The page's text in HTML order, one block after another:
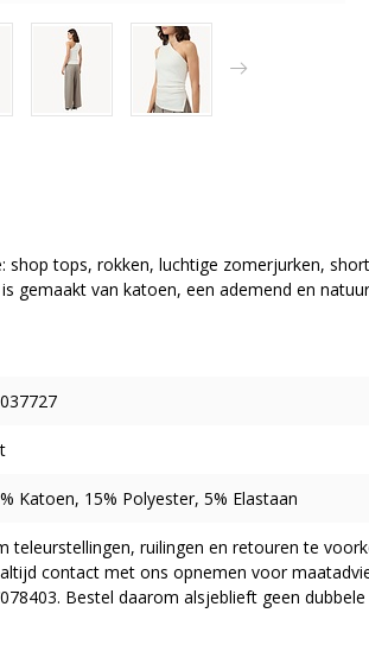
tops, rokken, luchtige zomerjurken,
gemaakt van katoen, een ademend en
Katoen, 15% Polyester, 5% Elastaan
teleurstellingen, ruilingen en retouren te
contact met ons opnemen voor
Bestel daarom alsjeblieft geen